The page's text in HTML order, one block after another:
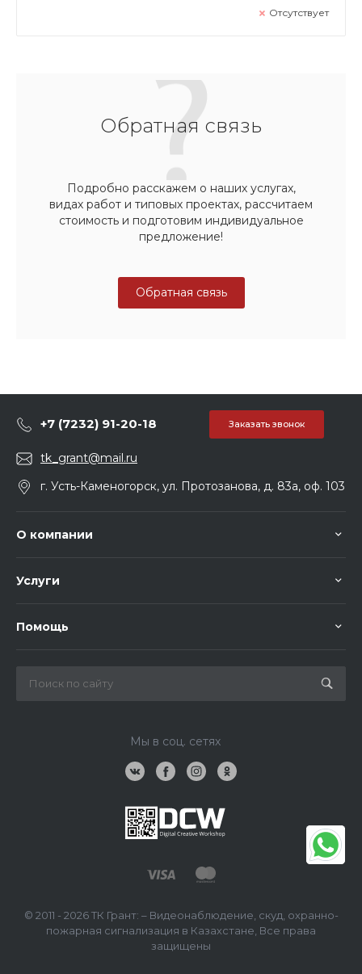
Отсутствует
Обратная связь
Подробно расскажем о наших услугах,
видах работ и типовых проектах, рассчитаем
стоимость и подготовим индивидуальное
предложение!
Обратная связь
+7 (7232) 91-20-18 Заказать звонок
tk_grant@mail.ru
г. Усть-Каменогорск, ул. Протозанова, д. 83а, оф. 103
О компании
Услуги
Помощь
Мы в соц. сетях
© 2011 - 2026 ТК Грант: – Видеонаблюдение, скуд, охранно-
пожарная сигнализация в Казахстане, Все права
защищены